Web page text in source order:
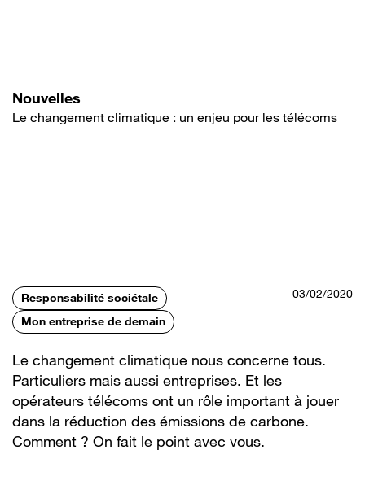
Nouvelles
Le changement climatique : un enjeu pour les télécoms
Responsabilité sociétale
Mon entreprise de demain
03/02/2020
Le changement climatique nous concerne tous.
Particuliers mais aussi entreprises. Et les
opérateurs télécoms ont un rôle important à jouer
dans la réduction des émissions de carbone.
Comment ? On fait le point avec vous.